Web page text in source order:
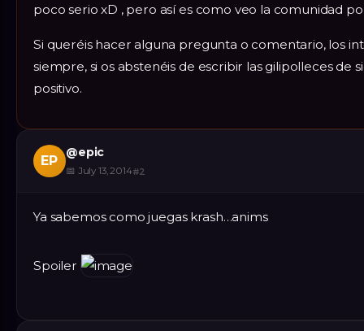
poco serio xD , pero así es como veo la comunidad
Si queréis hacer alguna pregunta o comentario, los
siempre, si os abstenéis de escribir las gilipolleces de
positivo.
EP
@epic
📅 July 13, 2014#2
Ya sabemos como juegas krash…anims
Spoiler